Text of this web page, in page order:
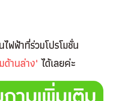
ฟฟ้าที่ร่วมโปรโมชั่น
านล่าง" ได้เลยค่ะ